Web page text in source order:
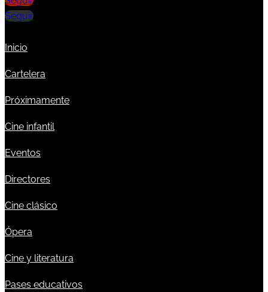
Seguir
Inicio
Cartelera
Próximamente
Cine infantil
Eventos
Directores
Cine clásico
Ópera
Cine y literatura
Pases educativos